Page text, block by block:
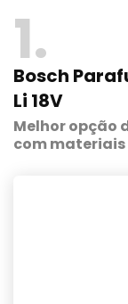
1
Bosch
Li 18V
Melhor opção
com